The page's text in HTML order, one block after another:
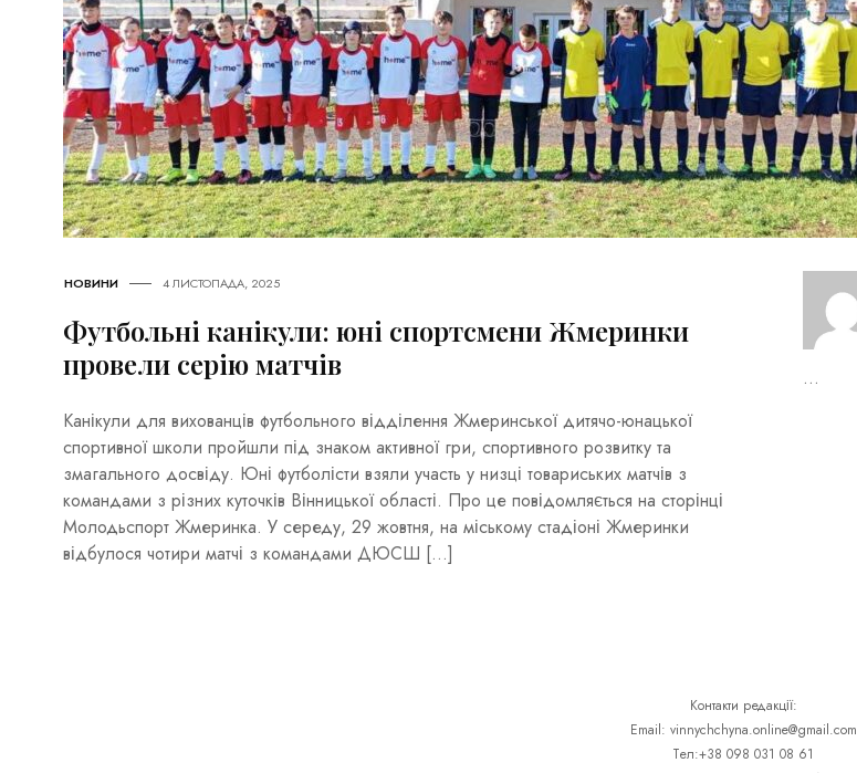
НОВИНИ 4 ЛИСТОПАДА, 2025
Футбольні канікули: юні спортсмени Жмеринки
провели серію матчів
Канікули для вихованців футбольного відділення Жмеринської дитячо-юнацької
спортивної школи пройшли під знаком активної гри, спортивного розвитку та
змагального досвіду. Юні футболісти взяли участь у низці товариських матчів з
командами з різних куточків Вінницької області. Про це повідомляється на сторінці
Молодьспорт Жмеринка. У середу, 29 жовтня, на міському стадіоні Жмеринки
відбулося чотири матчі з командами ДЮСШ […]
...
Контакти редакції:
Email: vinnychchyna.online@gmail.com
Тел:+38 098 031 08 61